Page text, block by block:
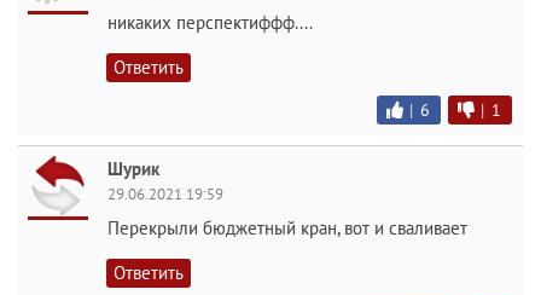
никаких перспектиффф....
Ответить
| 6 | 1
Шурик
29.06.2021 19:59
Перекрыли бюджетный кран, вот и сваливает
Ответить